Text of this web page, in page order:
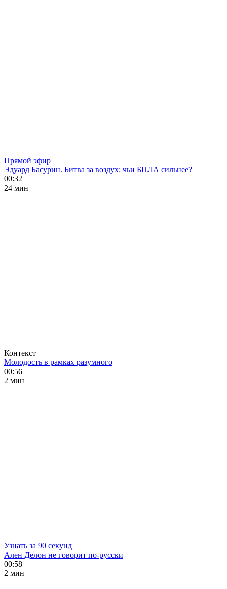
Прямой эфир
Эдуард Басурин. Битва за воздух: чьи БПЛА сильнее?
00:32
24 мин
Контекст
Молодость в рамках разумного
00:56
2 мин
Узнать за 90 секунд
Ален Делон не говорит по-русски
00:58
2 мин